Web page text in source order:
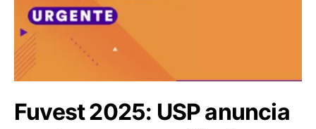
Fuvest 2025: USP anuncia